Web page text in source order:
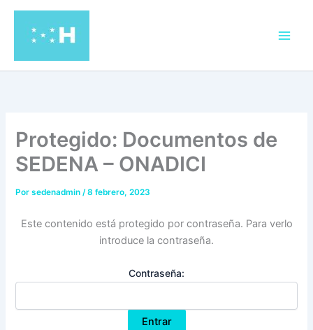
contenido
Protegido: Documentos de
SEDENA – ONADICI
Porsedenadmin/8 febrero, 2023
Este contenido está protegido por contraseña. Para verlo
introduce la contraseña.
Contraseña: